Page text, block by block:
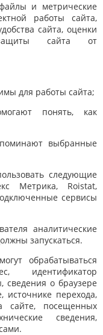
и метрические
работы сайта,
сайта, оценки
сайта от
для работы сайта;
понять, как
выбранные
следующие
Метрика, Roistat,
сервисы
аналитические
запускаться.
обрабатываться
идентификатор
сведения о браузере
источнике перехода,
сайте, посещенных
сведения,